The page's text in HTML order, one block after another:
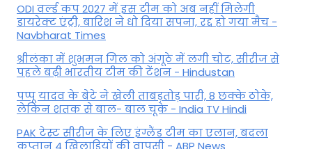
ODI वर्ल्ड कप 2027 में इस टीम को अब नहीं मिलेगी
डायरेक्ट एंट्री, बारिश ने धो दिया सपना, रद्द हो गया मैच -
Navbharat Times
श्रीलंका में शुभमन गिल को अंगूठे में लगी चोट, सीरीज से
पहले बढ़ी भारतीय टीम की टेंशन - Hindustan
पप्पू यादव के बेटे ने खेली ताबड़तोड़ पारी, 8 छक्के ठोके,
लेकिन शतक से बाल- बाल चूके - India TV Hindi
PAK टेस्ट सीरीज के लिए इंग्लैंड टीम का एलान, बदला
कप्तान 4 खिलाड़ियों की वापसी - ABP News